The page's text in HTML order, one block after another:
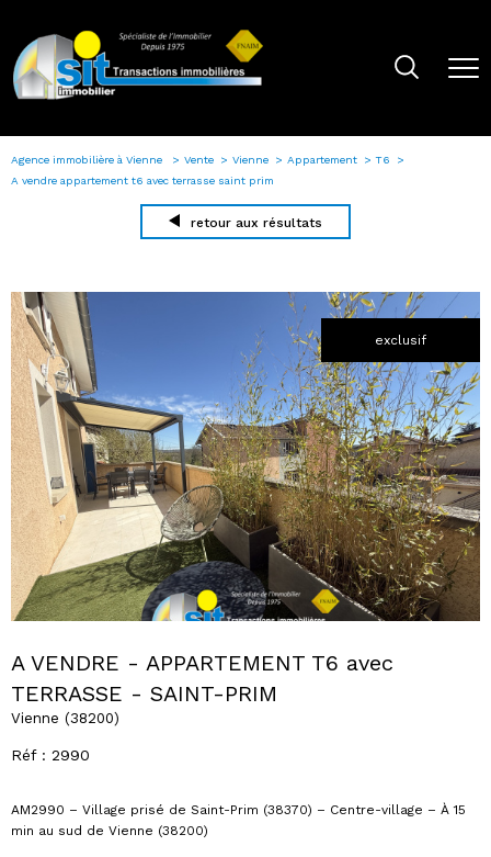
Agence immobilière à Vienne Vente Vienne Appartement
T6
A vendre appartement t6 avec terrasse saint prim
retour aux résultats
exclusif
A VENDRE - APPARTEMENT T6 avec
TERRASSE - SAINT-PRIM
Vienne (38200)
Réf : 2990
AM2990 – Village prisé de Saint-Prim (38370) – Centre-village – À 15
min au sud de Vienne (38200)